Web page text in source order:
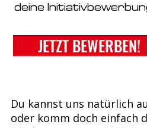
deine
JETZT BEWERBEN!
Du kannst uns natürlich
oder komm doch einfach